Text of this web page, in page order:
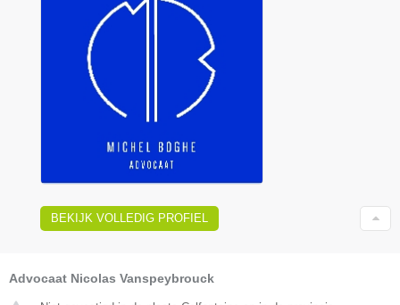
BEKIJK VOLLEDIG PROFIEL
Advocaat Nicolas Vanspeybrouck